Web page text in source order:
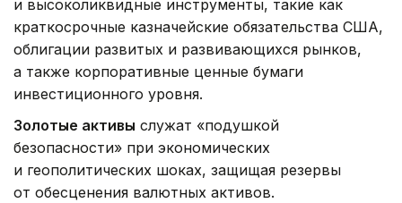
и высоколиквидные инструменты, такие как
краткосрочные казначейские обязательства США,
облигации развитых и развивающихся рынков,
а также корпоративные ценные бумаги
инвестиционного уровня.
Золотые активы служат «подушкой
безопасности» при экономических
и геополитических шоках, защищая резервы
от обесценения валютных активов.